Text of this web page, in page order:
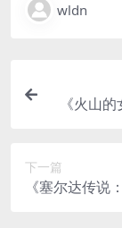
wldn
《火山
下一篇
《塞尔达传说